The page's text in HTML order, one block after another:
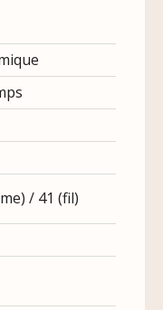
/ 41 (fil)